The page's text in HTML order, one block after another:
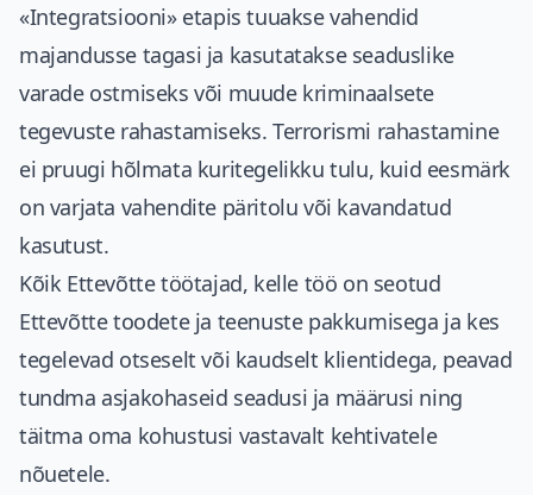
«Integratsiooni» etapis tuuakse vahendid
majandusse tagasi ja kasutatakse seaduslike
varade ostmiseks või muude kriminaalsete
tegevuste rahastamiseks. Terrorismi rahastamine
ei pruugi hõlmata kuritegelikku tulu, kuid eesmärk
on varjata vahendite päritolu või kavandatud
kasutust.
Kõik Ettevõtte töötajad, kelle töö on seotud
Ettevõtte toodete ja teenuste pakkumisega ja kes
tegelevad otseselt või kaudselt klientidega, peavad
tundma asjakohaseid seadusi ja määrusi ning
täitma oma kohustusi vastavalt kehtivatele
nõuetele.